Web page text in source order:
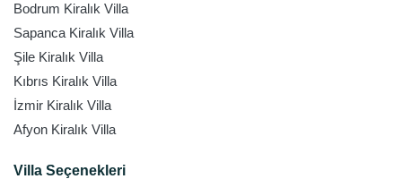
Bodrum Kiralık Villa
Sapanca Kiralık Villa
Şile Kiralık Villa
Kıbrıs Kiralık Villa
İzmir Kiralık Villa
Afyon Kiralık Villa
Villa Seçenekleri